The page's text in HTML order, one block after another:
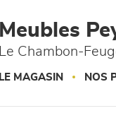
Meubles
Le Chambon-
LE MAGASIN NOS